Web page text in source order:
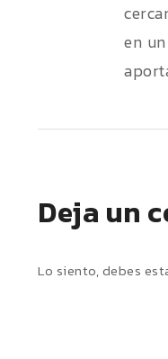
en
Deja un
Lo siento, debes